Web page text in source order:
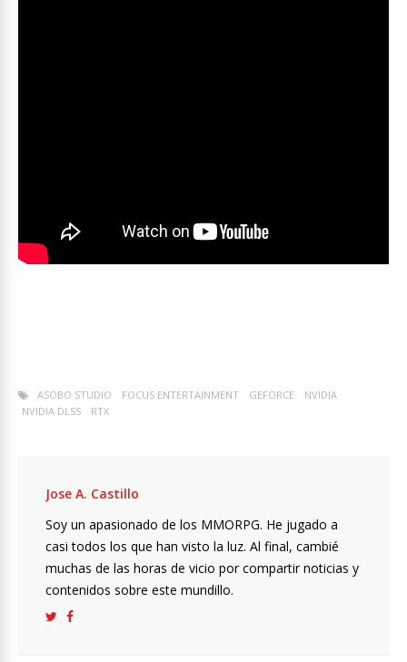
ASOBO STUDIO FOCUS ENTERTAINMENT GEFORCE
NVIDIA
NVIDIA DLSS
RTX
Jose A. Castillo
Soy un apasionado de los MMORPG. He jugado a
casi todos los que han visto la luz. Al final, cambié
muchas de las horas de vicio por compartir noticias y
contenidos sobre este mundillo.